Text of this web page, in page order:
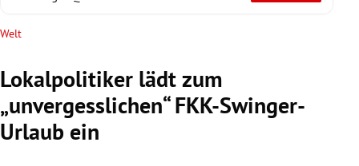
Welt
Lokalpolitiker lädt zum
„unvergesslichen“ FKK-Swinger-
Urlaub ein